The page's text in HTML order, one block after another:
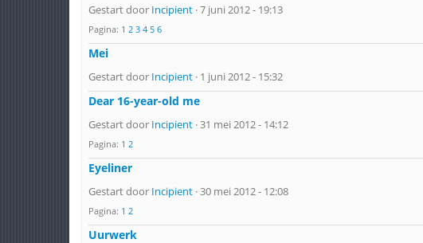
Gestart door Incipient · 7 juni 2012 - 19:13
Pagina: 1 2 3 4 5 6
Mei
Gestart door Incipient · 1 juni 2012 - 15:32
Dear 16-year-old me
Gestart door Incipient · 31 mei 2012 - 14:12
Pagina: 1 2
Eyeliner
Gestart door Incipient · 30 mei 2012 - 12:08
Pagina: 1 2
Uurwerk